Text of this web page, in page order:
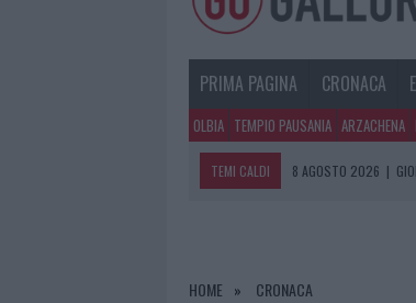
PRIMA PAGINA CRONACA
OLBIA TEMPIO PAUSANIA ARZACHENA
TEMI CALDI 8 AGOSTO 2026 |
8 AGOSTO 2026
|
HOME CRONACA